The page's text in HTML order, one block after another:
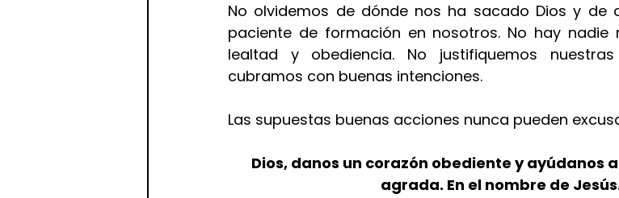
No olvidemos de dónde nos ha sacado Dios y de
paciente de formación en nosotros. No hay
lealtad y obediencia. No justifiquemos
cubramos con buenas intenciones.
Las supuestas buenas acciones nunca pueden
Dios, danos un corazón obediente y ayúdanos
agrada. En el nombre de